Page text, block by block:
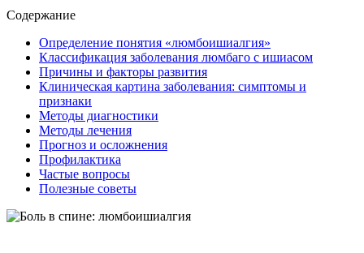
Содержание
Определение понятия «люмбоишиалгия»
Классификация заболевания люмбаго с ишиасом
Причины и факторы развития
Клиническая картина заболевания: симптомы и
признаки
Методы диагностики
Методы лечения
Прогноз и осложнения
Профилактика
Частые вопросы
Полезные советы